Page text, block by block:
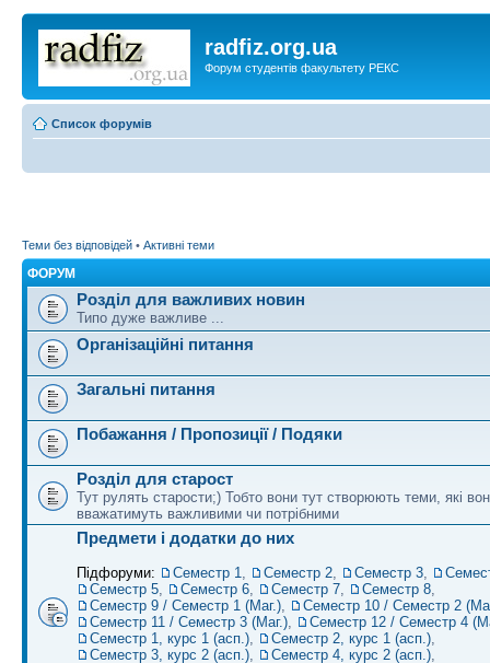
radfiz.org.ua
Форум студентів факультету РЕКС
Список форумів
Теми без відповідей • Активні теми
ФОРУМ
Розділ для важливих новин
Типо дуже важливе ...
Організаційні питання
Загальні питання
Побажання / Пропозиції / Подяки
Розділ для старост
Тут рулять старости;) Тобто вони тут створюють теми, які
вважатимуть важливими чи потрібними
Предмети і додатки до них
Підфоруми: Семестр 1, Семестр 2, Семестр 3,
Семестр 5, Семестр 6, Семестр 7, Семестр 8,
Семестр 9 / Семестр 1 (Маг.),
Семестр 10 / Семестр 2
Семестр 11 / Семестр 3 (Маг.),
Семестр 12 / Семестр 4
Семестр 1, курс 1 (асп.), Семестр 2, курс 1 (асп.),
Семестр 3, курс 2 (асп.), Семестр 4, курс 2 (асп.),